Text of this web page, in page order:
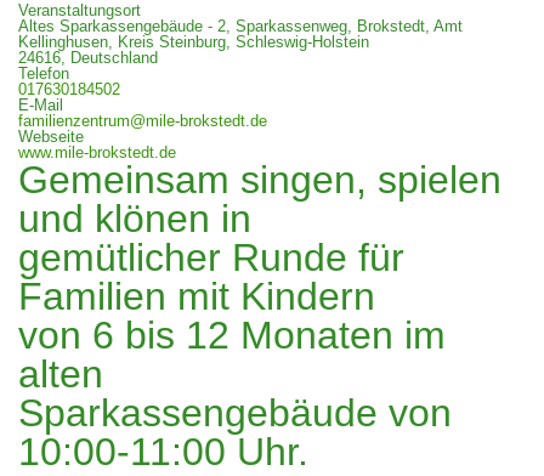
zurück
Veranstaltungsort
Altes Sparkassengebäude - 2, Sparkassenweg, Brokstedt, Amt
Kellinghusen, Kreis Steinburg, Schleswig-Holstein
24616, Deutschland
Telefon
017630184502
E-Mail
familienzentrum@mile-brokstedt.de
Webseite
www.mile-brokstedt.de
Gemeinsam singen, spielen
und klönen in
gemütlicher Runde für
Familien mit Kindern
von 6 bis 12 Monaten im
alten
Sparkassengebäude von
10:00-11:00 Uhr.